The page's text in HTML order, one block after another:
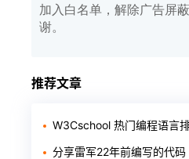
加入白名单，解除广告屏
谢。
推荐文章
W3Cschool 热门编程语言排行
分享雷军22年前编写的代码